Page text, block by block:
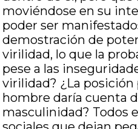
moviéndose en su
poder ser
demostración de
virilidad, lo que la
pese a las
virilidad? ¿La
hombre daría cuenta
masculinidad? Todos